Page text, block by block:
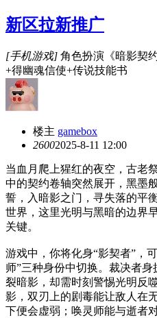
新区拉新推广
[手机游戏] 角色扮演《暗影契
+得幽魂信使+传说技能书
楼主 gamebox
26002025-8-11 12:00
当血月爬上猩红的夜空，古
中的契约卷轴突然展开，黑墨
誓，入暗影之门，寻失落的平
世界，这里光明与黑暗的边界
关键。
游戏中，你将化身“影契者”，
师”三种身份中切换。裁决者
裂暗影，却需时刻警惕光明反
影，双刃上的剧毒能让敌人在
下便会虚弱；唤灵师能与逝者